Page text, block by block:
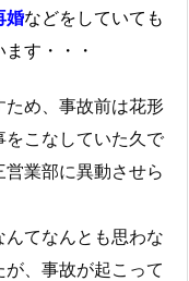
婚などをしていても
す・・・
ため、事故前は花形
こなしていた久で
業部に異動させら
てなんとも思わな
が、事故が起こって